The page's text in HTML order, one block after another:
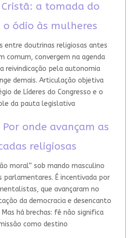
Cristã: a tomada do
o ódio às mulheres
entre doutrinas religiosas antes
comum, convergem na agenda
reivindicação pela autonomia
demais. Articulação objetiva
de Líderes do Congresso e o
da pauta legislativa
Por onde avançam as
religiosas
moral” sob mando masculino
parlamentares. É incentivada por
que avançaram no
da democracia e desencanto
há brechas: fé não significa
como destino